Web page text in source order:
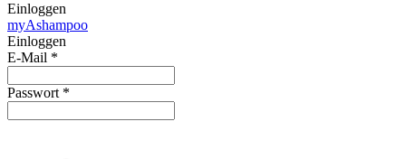
Einloggen
myAshampoo
Einloggen
E-Mail *
Passwort *